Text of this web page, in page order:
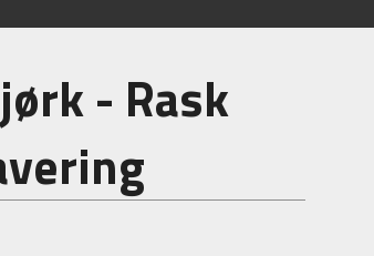
- Rask